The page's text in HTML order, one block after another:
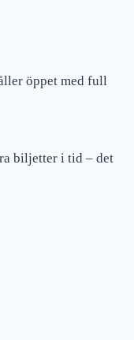
öppet med full
biljetter i tid – det